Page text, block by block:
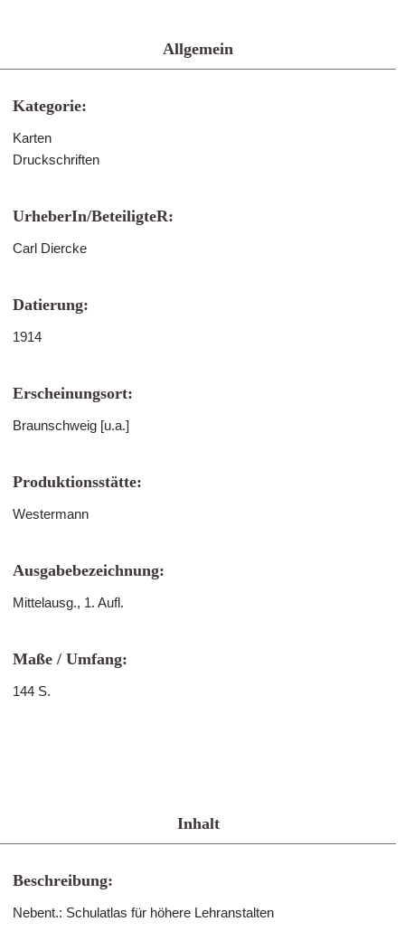
Allgemein
Kategorie:
Karten
Druckschriften
UrheberIn/BeteiligteR:
Carl Diercke
Datierung:
1914
Erscheinungsort:
Braunschweig [u.a.]
Produktionsstätte:
Westermann
Ausgabebezeichnung:
Mittelausg., 1. Aufl.
Maße / Umfang:
144 S.
Inhalt
Beschreibung:
Nebent.: Schulatlas für höhere Lehranstalten